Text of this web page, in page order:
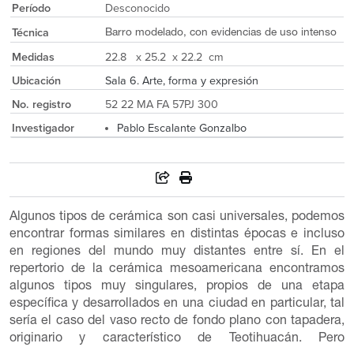
Período
Desconocido
Técnica
Barro modelado, con evidencias de uso intenso
Medidas
22.8 x 25.2 x 22.2 cm
Ubicación
Sala 6. Arte, forma y expresión
No. registro
52 22 MA FA 57PJ 300
Investigador
Pablo Escalante Gonzalbo
Algunos tipos de cerámica son casi universales, podemos
encontrar formas similares en distintas épocas e incluso
en regiones del mundo muy distantes entre sí. En el
repertorio de la cerámica mesoamericana encontramos
algunos tipos muy singulares, propios de una etapa
específica y desarrollados en una ciudad en particular, tal
sería el caso del vaso recto de fondo plano con tapadera,
originario y característico de Teotihuacán. Pero